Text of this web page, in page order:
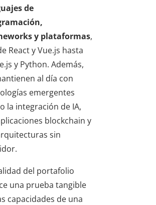
de
y plataformas,
React y Vue.js hasta
y Python. Además,
al día con
emergentes
la integración de IA,
blockchain y
sin
del portafolio
una prueba tangible
capacidades de una